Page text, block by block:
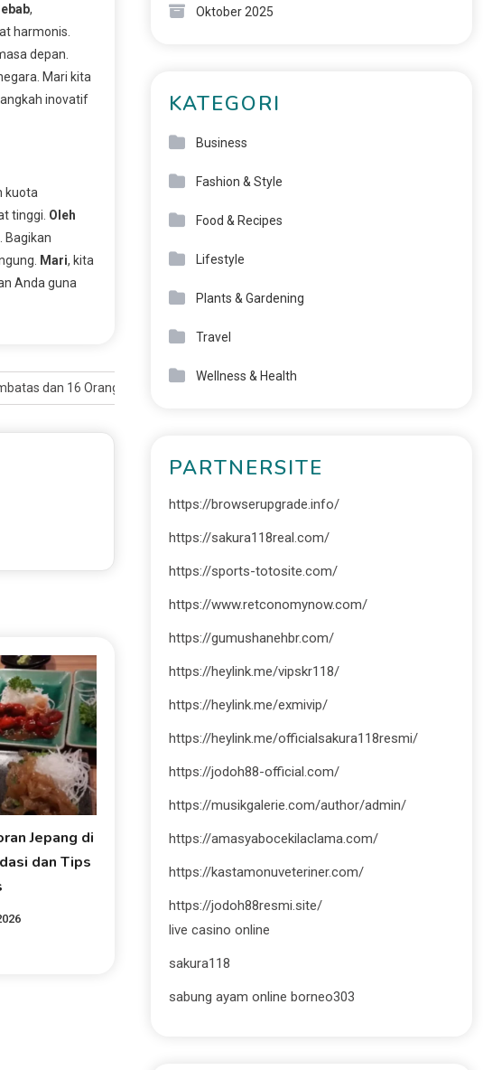
,
harmonis.
depan.
Mari kita
inovatif
kuota
tinggi. Oleh
Bagikan
Mari, kita
Anda guna
dan 16 Orang Luka
Jepang di
dan Tips
Oktober 2025
KATEGORI
Business
Fashion & Style
Food & Recipes
Lifestyle
Plants & Gardening
Travel
Wellness & Health
PARTNERSITE
https://browserupgrade.info/
https://sakura118real.com/
https://sports-totosite.com/
https://www.retconomynow.com/
https://gumushanehbr.com/
https://heylink.me/vipskr118/
https://heylink.me/exmivip/
https://heylink.me/officialsakura118resmi/
https://jodoh88-official.com/
https://musikgalerie.com/author/admin/
https://amasyabocekilaclama.com/
https://kastamonuveteriner.com/
https://jodoh88resmi.site/
live casino online
sakura118
sabung ayam online borneo303